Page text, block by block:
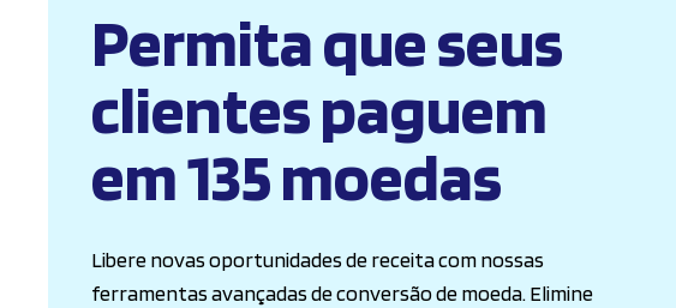
Permita que seus
clientes paguem
em 135 moedas
Libere novas oportunidades de receita com nossas
ferramentas avançadas de conversão de moeda. Elimine